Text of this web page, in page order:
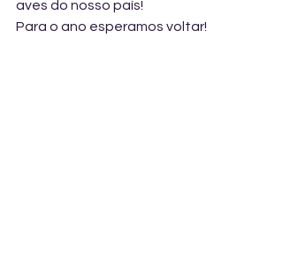
aves do nosso país!
Para o ano esperamos voltar!